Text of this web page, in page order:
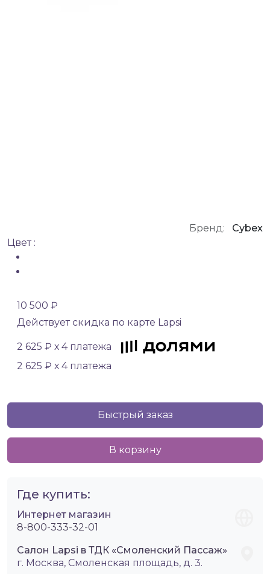
Бренд:
Cybex
Цвет :
10 500 ₽
Действует скидка по карте Lapsi
2 625 ₽ х 4 платежа
2 625 ₽ х 4 платежа
Быстрый заказ
В корзину
Где купить:
Интернет магазин
8-800-333-32-01
Салон Lapsi в ТДК «Смоленский Пассаж»
г. Москва, Смоленская площадь, д. 3.